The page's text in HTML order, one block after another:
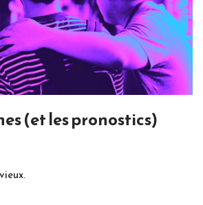
(et les pronostics)